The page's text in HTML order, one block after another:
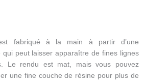
fabriqué à la main à partir d’une
qui peut laisser apparaître de fines lignes
Le rendu est mat, mais vous pouvez
une fine couche de résine pour plus de